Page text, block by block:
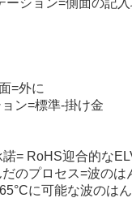
ション=側面の記
=外に
ン=標準-掛け金
= RoHS迎合的な
のプロセス=波のは
に可能な波のは